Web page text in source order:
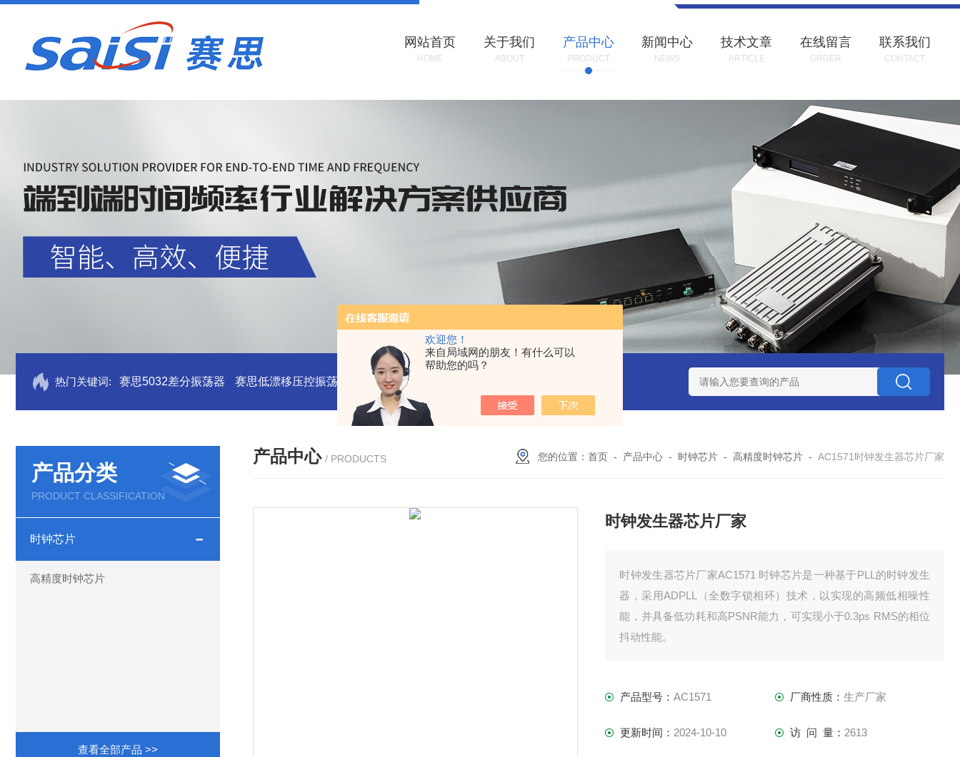
欢迎您！
来自局域网的朋友！有什么可以
帮助您的吗？
网站首页
HOME
关于我们
ABOUT
产品中心
PRODUCT
新闻中心
NEWS
技术文章
ARTICLE
在线留言
ORDER
联系我们
CONTACT
热门关键词: 赛思5032差分振荡器 赛思低漂移压控振荡器 赛思VCTCXO 压控振荡器 赛思北斗终端压控晶振 赛思高频石英无源晶体谐振器
产品分类
PRODUCT CLASSIFICATION
时钟芯片
高精度时钟芯片
查看全部产品 >>
产品中心 / PRODUCTS 您的位置： 首页 - 产品中心 - 时钟芯片 - 高精度时钟芯片 - AC1571时钟发生器芯片厂家
时钟发生器芯片厂家
时钟发生器芯片厂家AC1571 时钟芯片是一种基于PLL的时钟发生
器，采用ADPLL（全数字锁相环）技术，以实现的高频低相噪性
能，并具备低功耗和高PSNR能力，可实现小于0.3ps RMS的相位
抖动性能。
产品型号：AC1571 厂商性质： 生产厂家
更新时间： 2024-10-10 访 问 量： 2613